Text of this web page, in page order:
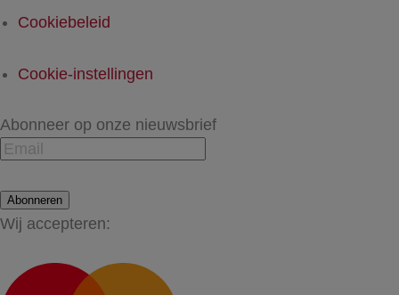
Cookiebeleid
Cookie-instellingen
Abonneer op onze nieuwsbrief
Abonneren
Wij accepteren: